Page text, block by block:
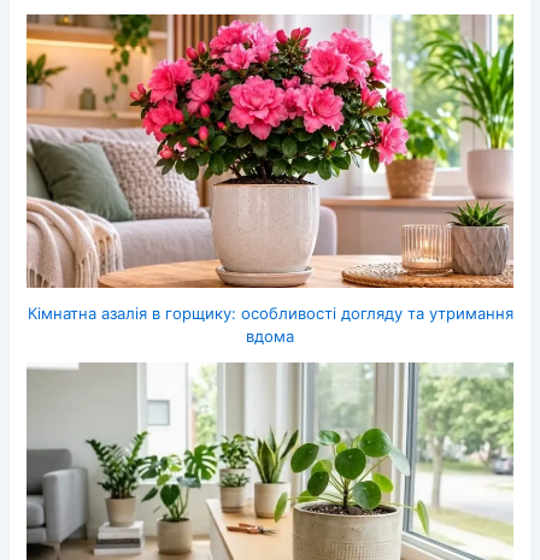
Кімнатна азалія в горщику: особливості догляду та утримання
вдома